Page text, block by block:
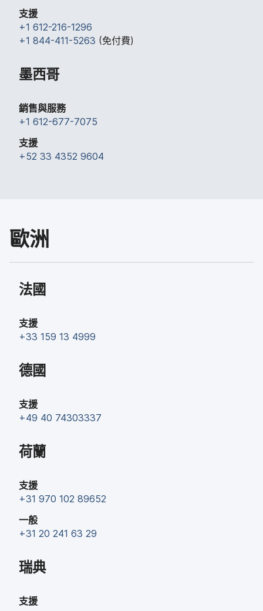
支援
+1 612-216-1296
+1 844-411-5263 (免付費)
墨西哥
銷售​與​服務
+1 612-677-7075
支援
+52 33 4352 9604
歐洲
法國
支援
+33 159 13 4999
德國
支援
+49 40 74303337
荷蘭
支援
+31 970 102 89652
一般
+31 20 241 63 29
瑞典
支援